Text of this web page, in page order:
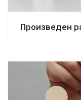
Произведен